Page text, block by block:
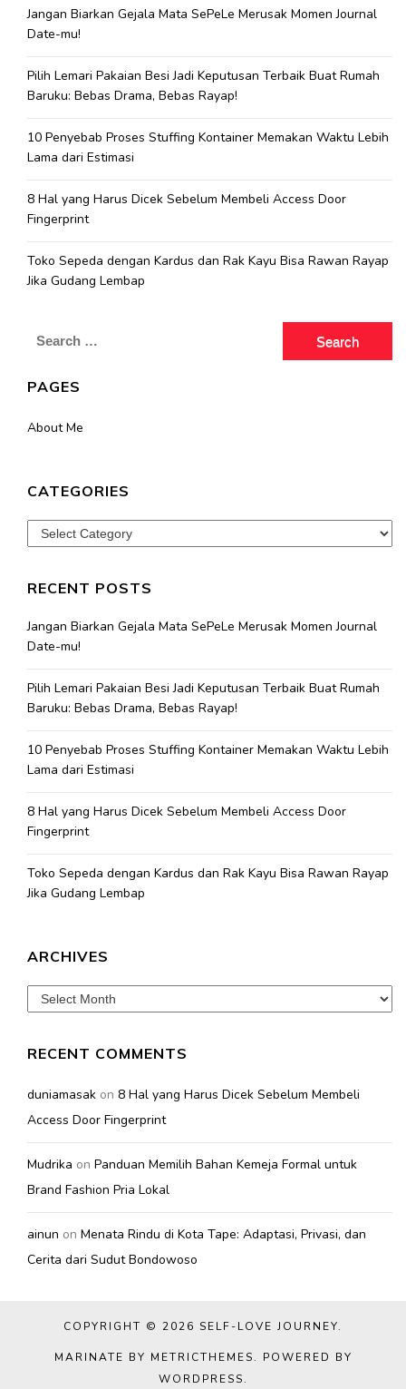
Jangan Biarkan Gejala Mata SePeLe Merusak Momen Journal
Date-mu!
Pilih Lemari Pakaian Besi Jadi Keputusan Terbaik Buat Rumah
Baruku: Bebas Drama, Bebas Rayap!
10 Penyebab Proses Stuffing Kontainer Memakan Waktu Lebih
Lama dari Estimasi
8 Hal yang Harus Dicek Sebelum Membeli Access Door
Fingerprint
Toko Sepeda dengan Kardus dan Rak Kayu Bisa Rawan Rayap
Jika Gudang Lembap
Search
PAGES
About Me
CATEGORIES
Categories
RECENT POSTS
Jangan Biarkan Gejala Mata SePeLe Merusak Momen Journal
Date-mu!
Pilih Lemari Pakaian Besi Jadi Keputusan Terbaik Buat Rumah
Baruku: Bebas Drama, Bebas Rayap!
10 Penyebab Proses Stuffing Kontainer Memakan Waktu Lebih
Lama dari Estimasi
8 Hal yang Harus Dicek Sebelum Membeli Access Door
Fingerprint
Toko Sepeda dengan Kardus dan Rak Kayu Bisa Rawan Rayap
Jika Gudang Lembap
ARCHIVES
Archives
RECENT COMMENTS
duniamasak on 8 Hal yang Harus Dicek Sebelum Membeli
Access Door Fingerprint
Mudrika on Panduan Memilih Bahan Kemeja Formal untuk
Brand Fashion Pria Lokal
ainun on Menata Rindu di Kota Tape: Adaptasi, Privasi, dan
Cerita dari Sudut Bondowoso
COPYRIGHT © 2026 SELF-LOVE JOURNEY.
MARINATE BY METRICTHEMES. POWERED BY
WORDPRESS.